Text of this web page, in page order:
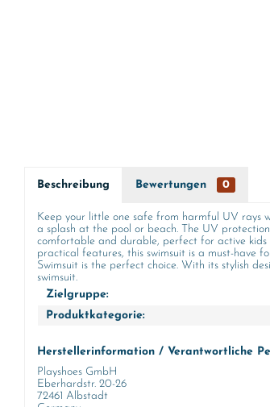
Beschreibung Bewertungen 0
Keep your little one safe from harmful UV rays
a splash at the pool or beach. The UV
comfortable and durable, perfect for active kids
practical features, this swimsuit is a must-have
Swimsuit is the perfect choice. With its stylish
swimsuit.
Zielgruppe:
Produktkategorie:
Herstellerinformation / Verantwortliche
Playshoes GmbH
Eberhardstr. 20-26
72461 Albstadt